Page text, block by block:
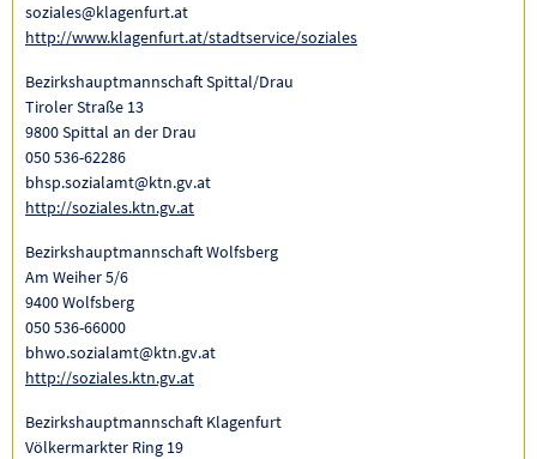
soziales@klagenfurt.at
http://www.klagenfurt.at/stadtservice/soziales
Bezirkshauptmannschaft Spittal/Drau
Tiroler Straße 13
9800 Spittal an der Drau
050 536-62286
bhsp.sozialamt@ktn.gv.at
http://soziales.ktn.gv.at
Bezirkshauptmannschaft Wolfsberg
Am Weiher 5/6
9400 Wolfsberg
050 536-66000
bhwo.sozialamt@ktn.gv.at
http://soziales.ktn.gv.at
Bezirkshauptmannschaft Klagenfurt
Völkermarkter Ring 19